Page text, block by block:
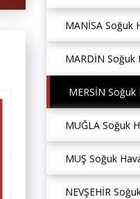
MANİSA Soğuk
MARDİN Soğuk
MERSİN Soğuk
MUĞLA Soğuk
MUŞ Soğuk
NEVŞEHİR